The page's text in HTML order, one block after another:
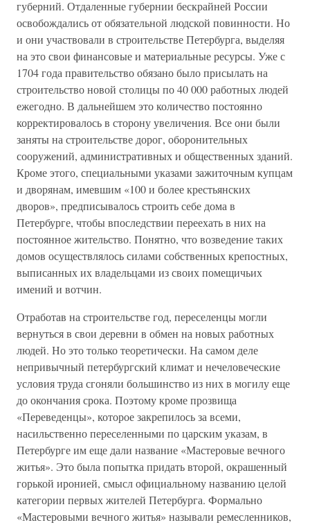
губерний. Отдаленные губернии бескрайней России
освобождались от обязательной людской повинности. Но
и они участвовали в строительстве Петербурга, выделяя
на это свои финансовые и материальные ресурсы. Уже с
1704 года правительство обязано было присылать на
строительство новой столицы по 40 000 работных людей
ежегодно. В дальнейшем это количество постоянно
корректировалось в сторону увеличения. Все они были
заняты на строительстве дорог, оборонительных
сооружений, административных и общественных зданий.
Кроме этого, специальными указами зажиточным купцам
и дворянам, имевшим «100 и более крестьянских
дворов», предписывалось строить себе дома в
Петербурге, чтобы впоследствии переехать в них на
постоянное жительство. Понятно, что возведение таких
домов осуществлялось силами собственных крепостных,
выписанных их владельцами из своих помещичьих
имений и вотчин.
Отработав на строительстве год, переселенцы могли
вернуться в свои деревни в обмен на новых работных
людей. Но это только теоретически. На самом деле
непривычный петербургский климат и нечеловеческие
условия труда сгоняли большинство из них в могилу еще
до окончания срока. Поэтому кроме прозвища
«Переведенцы», которое закрепилось за всеми,
насильственно переселенными по царским указам, в
Петербурге им еще дали название «Мастеровые вечного
житья». Это была попытка придать второй, окрашенный
горькой иронией, смысл официальному названию целой
категории первых жителей Петербурга. Формально
«Мастеровыми вечного житья» называли ремесленников,